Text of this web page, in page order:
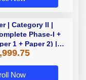
| Category II |
Phase-I +
1 + Paper 2) |
Batch By
247
Now